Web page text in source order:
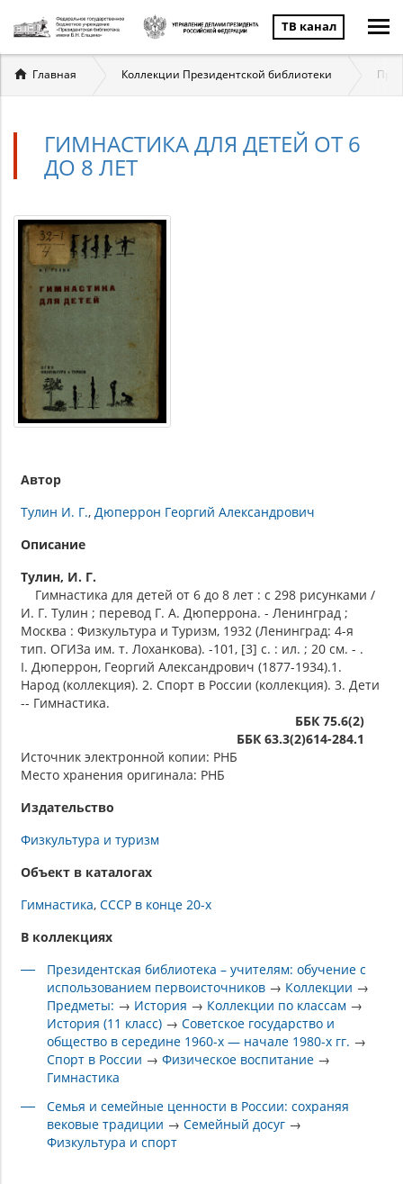
ТВ канал
Вы
здесь
Главная Коллекции Президентской библиотеки
ГИМНАСТИКА ДЛЯ ДЕТЕЙ ОТ 6
ДО 8 ЛЕТ
Автор
Тулин И. Г. Дюперрон Георгий Александрович
Описание
Тулин, И. Г.
Гимнастика для детей от 6 до 8 лет : с 298 рисунками /
И. Г. Тулин ; перевод Г. А. Дюперрона. - Ленинград ;
Москва : Физкультура и Туризм, 1932 (Ленинград: 4-я
тип. ОГИЗа им. т. Лоханкова). -101, [3] с. : ил. ; 20 см. - .
I. Дюперрон, Георгий Александрович (1877-1934).1.
Народ (коллекция). 2. Спорт в России (коллекция). 3. Дети
-- Гимнастика.
ББК 75.6(2)
ББК 63.3(2)614-284.1
Источник электронной копии: РНБ
Место хранения оригинала: РНБ
Издательство
Физкультура и туризм
Объект в каталогах
Гимнастика СССР в конце 20-х
В коллекциях
Президентская библиотека – учителям: обучение с
использованием первоисточников → Коллекции →
Предметы: → История → Коллекции по классам →
История (11 класс) →Советское государство и
общество в середине 1960-х — начале 1980-х гг. →
Спорт в России →Физическое воспитание →
Гимнастика
Семья и семейные ценности в России: сохраняя
вековые традиции →Семейный досуг →
Физкультура и спорт